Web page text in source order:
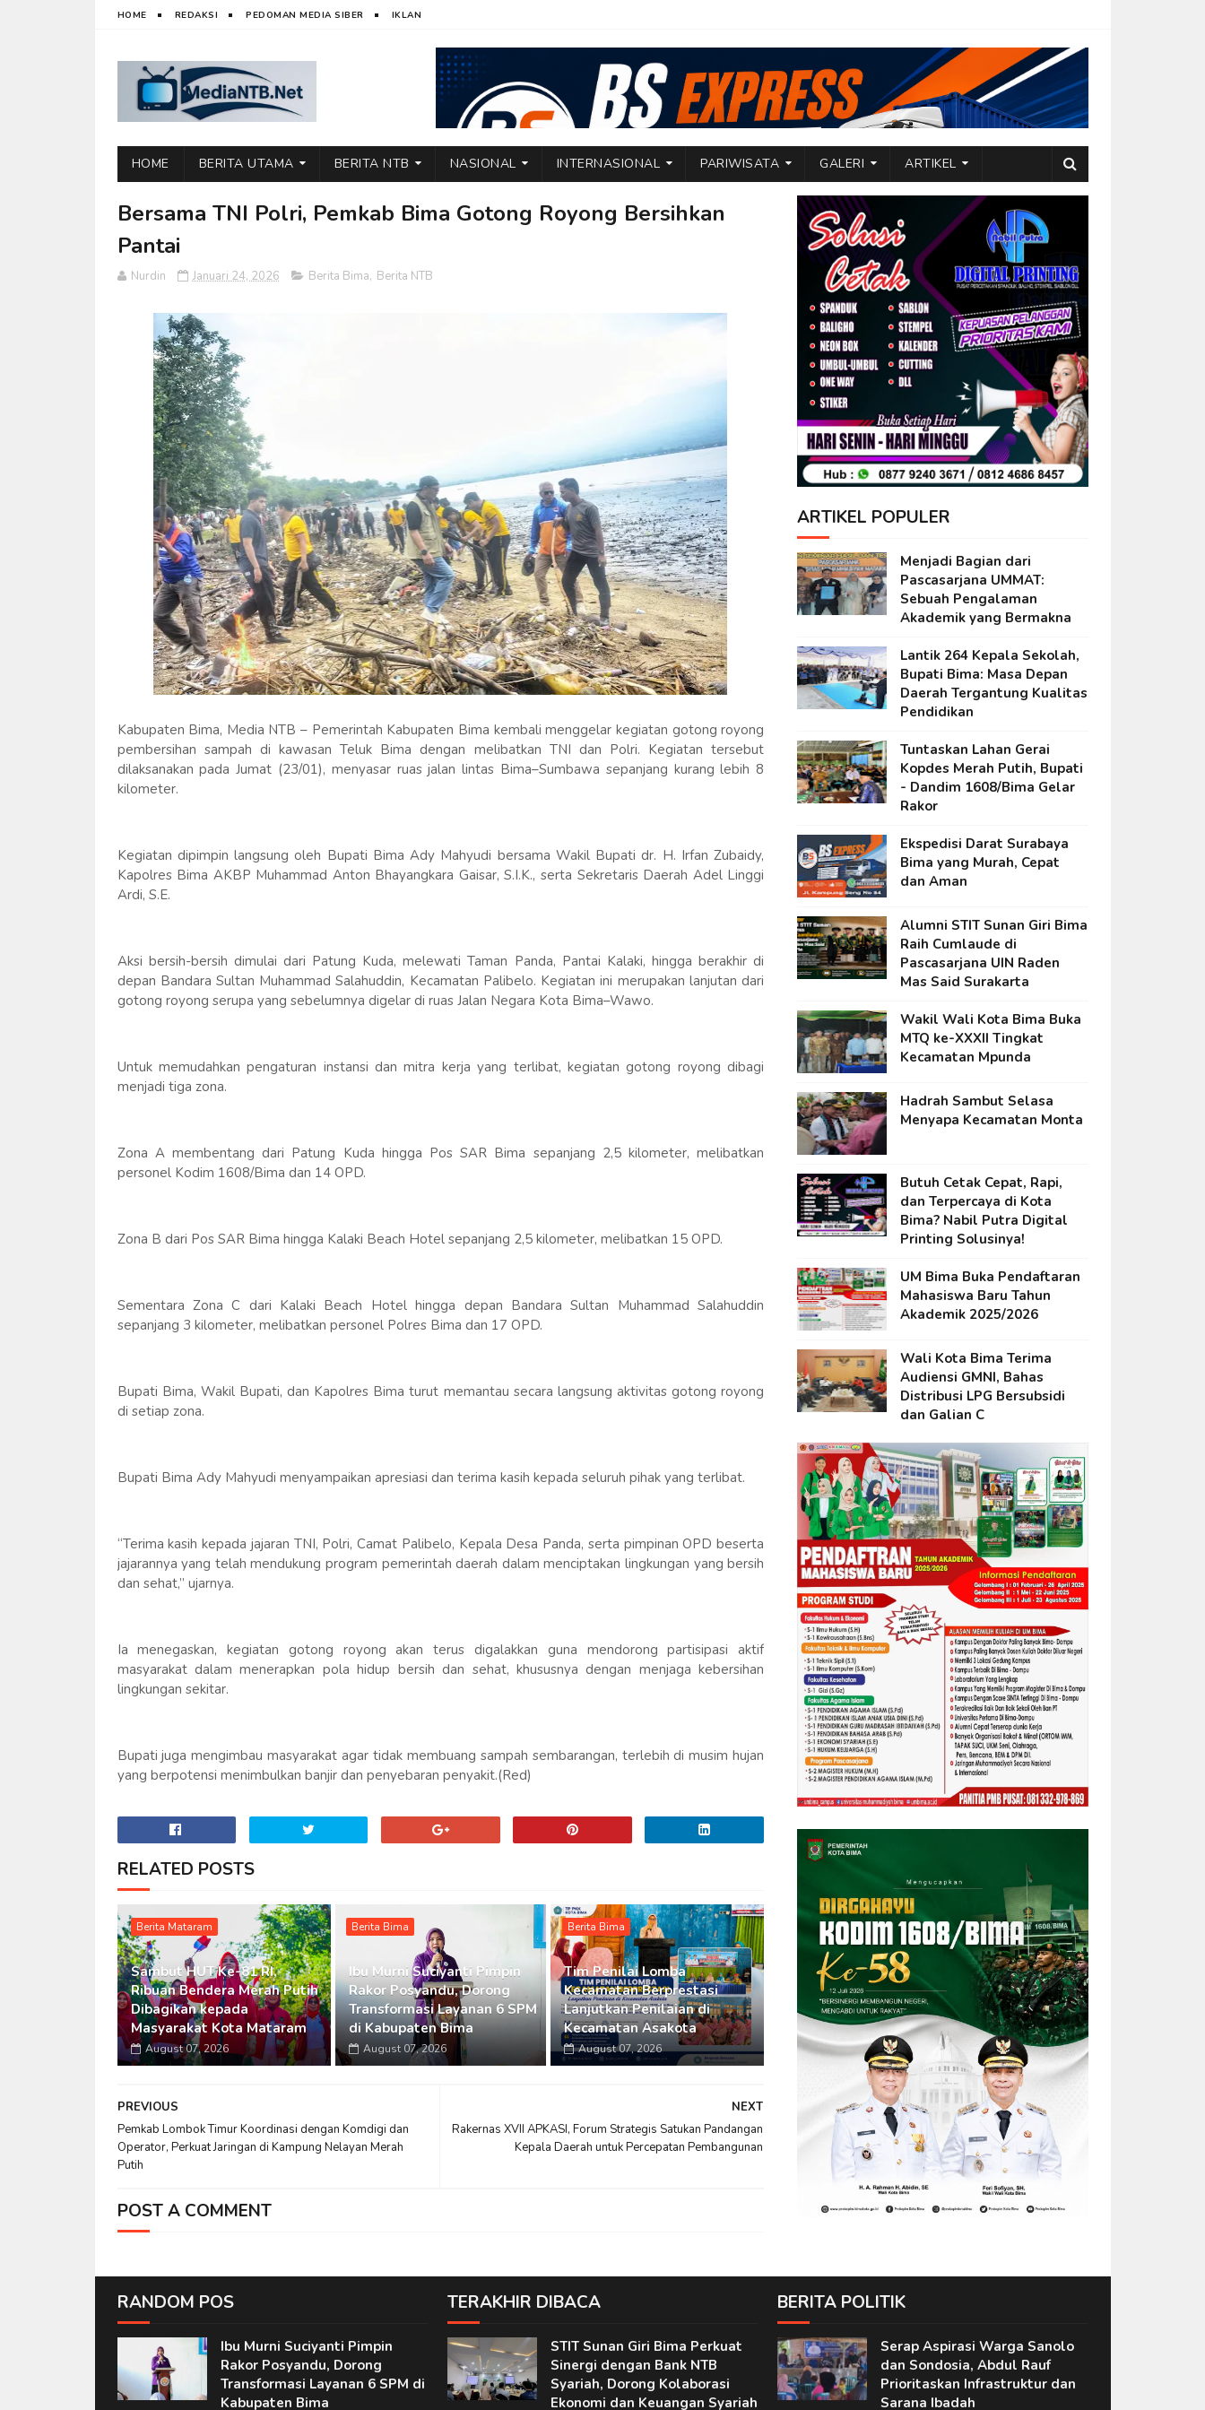
HOME REDAKSI PEDOMAN MEDIA SIBER IKLAN
HOME BERITA UTAMA BERITA NTB NASIONAL INTERNASIONAL PARIWISATA GALERI ARTIKEL
Bersama TNI Polri, Pemkab Bima Gotong Royong Bersihkan
Pantai
Nurdin Januari 24, 2026 Berita Bima, Berita NTB
Kabupaten Bima, Media NTB – Pemerintah Kabupaten Bima kembali menggelar kegiatan gotong royong
pembersihan sampah di kawasan Teluk Bima dengan melibatkan TNI dan Polri. Kegiatan tersebut
dilaksanakan pada Jumat (23/01), menyasar ruas jalan lintas Bima–Sumbawa sepanjang kurang lebih 8
kilometer.
Kegiatan dipimpin langsung oleh Bupati Bima Ady Mahyudi bersama Wakil Bupati dr. H. Irfan Zubaidy,
Kapolres Bima AKBP Muhammad Anton Bhayangkara Gaisar, S.I.K., serta Sekretaris Daerah Adel Linggi
Ardi, S.E.
Aksi bersih-bersih dimulai dari Patung Kuda, melewati Taman Panda, Pantai Kalaki, hingga berakhir di
depan Bandara Sultan Muhammad Salahuddin, Kecamatan Palibelo. Kegiatan ini merupakan lanjutan dari
gotong royong serupa yang sebelumnya digelar di ruas Jalan Negara Kota Bima–Wawo.
Untuk memudahkan pengaturan instansi dan mitra kerja yang terlibat, kegiatan gotong royong dibagi
menjadi tiga zona.
Zona A membentang dari Patung Kuda hingga Pos SAR Bima sepanjang 2,5 kilometer, melibatkan
personel Kodim 1608/Bima dan 14 OPD.
Zona B dari Pos SAR Bima hingga Kalaki Beach Hotel sepanjang 2,5 kilometer, melibatkan 15 OPD.
Sementara Zona C dari Kalaki Beach Hotel hingga depan Bandara Sultan Muhammad Salahuddin
sepanjang 3 kilometer, melibatkan personel Polres Bima dan 17 OPD.
Bupati Bima, Wakil Bupati, dan Kapolres Bima turut memantau secara langsung aktivitas gotong royong
di setiap zona.
Bupati Bima Ady Mahyudi menyampaikan apresiasi dan terima kasih kepada seluruh pihak yang terlibat.
“Terima kasih kepada jajaran TNI, Polri, Camat Palibelo, Kepala Desa Panda, serta pimpinan OPD beserta
jajarannya yang telah mendukung program pemerintah daerah dalam menciptakan lingkungan yang bersih
dan sehat,” ujarnya.
Ia menegaskan, kegiatan gotong royong akan terus digalakkan guna mendorong partisipasi aktif
masyarakat dalam menerapkan pola hidup bersih dan sehat, khususnya dengan menjaga kebersihan
lingkungan sekitar.
Bupati juga mengimbau masyarakat agar tidak membuang sampah sembarangan, terlebih di musim hujan
yang berpotensi menimbulkan banjir dan penyebaran penyakit.(Red)
RELATED POSTS
Berita Mataram
Sambut HUT Ke-81 RI,
Ribuan Bendera Merah Putih
Dibagikan kepada
Masyarakat Kota Mataram
August 07, 2026
Berita Bima
Ibu Murni Suciyanti Pimpin
Rakor Posyandu, Dorong
Transformasi Layanan 6 SPM
di Kabupaten Bima
August 07, 2026
Berita Bima
Tim Penilai Lomba
Kecamatan Berprestasi
Lanjutkan Penilaian di
Kecamatan Asakota
August 07, 2026
NEXT
Rakernas XVII APKASI, Forum Strategis Satukan Pandangan
Kepala Daerah untuk Percepatan Pembangunan
PREVIOUS
Pemkab Lombok Timur Koordinasi dengan Komdigi dan
Operator, Perkuat Jaringan di Kampung Nelayan Merah
Putih
POST A COMMENT
ARTIKEL POPULER
Menjadi Bagian dari
Pascasarjana UMMAT:
Sebuah Pengalaman
Akademik yang Bermakna
Lantik 264 Kepala Sekolah,
Bupati Bima: Masa Depan
Daerah Tergantung Kualitas
Pendidikan
Tuntaskan Lahan Gerai
Kopdes Merah Putih, Bupati
- Dandim 1608/Bima Gelar
Rakor
Ekspedisi Darat Surabaya
Bima yang Murah, Cepat
dan Aman
Alumni STIT Sunan Giri Bima
Raih Cumlaude di
Pascasarjana UIN Raden
Mas Said Surakarta
Wakil Wali Kota Bima Buka
MTQ ke-XXXII Tingkat
Kecamatan Mpunda
Hadrah Sambut Selasa
Menyapa Kecamatan Monta
Butuh Cetak Cepat, Rapi,
dan Terpercaya di Kota
Bima? Nabil Putra Digital
Printing Solusinya!
UM Bima Buka Pendaftaran
Mahasiswa Baru Tahun
Akademik 2025/2026
Wali Kota Bima Terima
Audiensi GMNI, Bahas
Distribusi LPG Bersubsidi
dan Galian C
RANDOM POS
Ibu Murni Suciyanti Pimpin
Rakor Posyandu, Dorong
Transformasi Layanan 6 SPM di
Kabupaten Bima
TERAKHIR DIBACA
STIT Sunan Giri Bima Perkuat
Sinergi dengan Bank NTB
Syariah, Dorong Kolaborasi
Ekonomi dan Keuangan Syariah
BERITA POLITIK
Serap Aspirasi Warga Sanolo
dan Sondosia, Abdul Rauf
Prioritaskan Infrastruktur dan
Sarana Ibadah